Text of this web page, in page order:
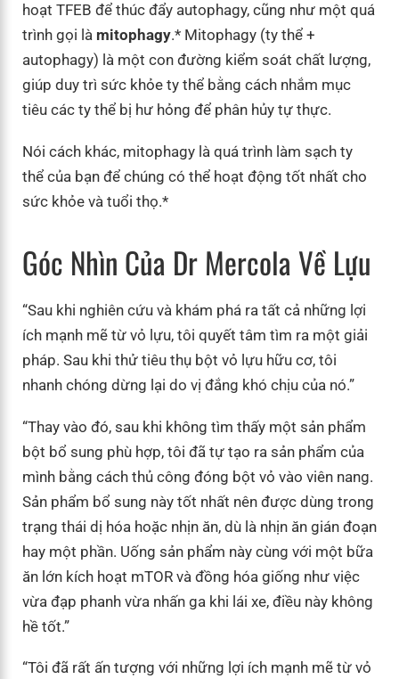
hoạt TFEB để thúc đẩy autophagy, cũng như một quá
trình gọi là mitophagy.* Mitophagy (ty thể +
autophagy) là một con đường kiểm soát chất lượng,
giúp duy trì sức khỏe ty thể bằng cách nhắm mục
tiêu các ty thể bị hư hỏng để phân hủy tự thực.
Nói cách khác, mitophagy là quá trình làm sạch ty
thể của bạn để chúng có thể hoạt động tốt nhất cho
sức khỏe và tuổi thọ.*
Góc Nhìn Của Dr Mercola Về Lựu
“Sau khi nghiên cứu và khám phá ra tất cả những lợi
ích mạnh mẽ từ vỏ lựu, tôi quyết tâm tìm ra một giải
pháp. Sau khi thử tiêu thụ bột vỏ lựu hữu cơ, tôi
nhanh chóng dừng lại do vị đắng khó chịu của nó.”
“Thay vào đó, sau khi không tìm thấy một sản phẩm
bột bổ sung phù hợp, tôi đã tự tạo ra sản phẩm của
mình bằng cách thủ công đóng bột vỏ vào viên nang.
Sản phẩm bổ sung này tốt nhất nên được dùng trong
trạng thái dị hóa hoặc nhịn ăn, dù là nhịn ăn gián đoạn
hay một phần. Uống sản phẩm này cùng với một bữa
ăn lớn kích hoạt mTOR và đồng hóa giống như việc
vừa đạp phanh vừa nhấn ga khi lái xe, điều này không
hề tốt.”
“Tôi đã rất ấn tượng với những lợi ích mạnh mẽ từ vỏ